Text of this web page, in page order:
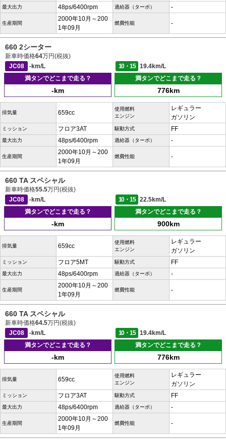
最大出力 48ps/6400rpm 過給器（ターボ） -
生産期間
2000年10月～200
1年09月
燃費性能 -
660 2シーター
新車時価格64万円(税抜)
JC08
-km/L 10・15
19.4km/L
満タンでどこまで走る？
-km
満タンでどこまで走る？
776km
排気量 659cc
使用燃料
エンジン
レギュラー
ガソリン
ミッション フロア3AT 駆動方式 FF
最大出力 48ps/6400rpm 過給器（ターボ） -
生産期間
2000年10月～200
1年09月
燃費性能 -
660 TA スペシャル
新車時価格55.5万円(税抜)
JC08
-km/L 10・15
22.5km/L
満タンでどこまで走る？
-km
満タンでどこまで走る？
900km
排気量 659cc
使用燃料
エンジン
レギュラー
ガソリン
ミッション フロア5MT 駆動方式 FF
最大出力 48ps/6400rpm 過給器（ターボ） -
生産期間
2000年10月～200
1年09月
燃費性能 -
660 TA スペシャル
新車時価格64.5万円(税抜)
JC08
-km/L 10・15
19.4km/L
満タンでどこまで走る？
-km
満タンでどこまで走る？
776km
排気量 659cc
使用燃料
エンジン
レギュラー
ガソリン
ミッション フロア3AT 駆動方式 FF
最大出力 48ps/6400rpm 過給器（ターボ） -
生産期間
2000年10月～200
1年09月
燃費性能 -